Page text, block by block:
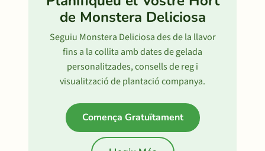
de Monstera Deliciosa
Seguiu Monstera Deliciosa des de la llavor
fins a la collita amb dates de gelada
personalitzades, consells de reg i
visualització de plantació companya.
Comença Gratuïtament